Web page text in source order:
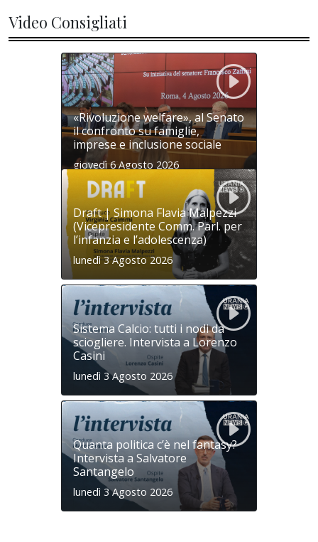
Video Consigliati
«Rivoluzione welfare», al Senato
il confronto su famiglie,
imprese e inclusione sociale
giovedì 6 Agosto 2026
Draft | Simona Flavia Malpezzi
(Vicepresidente Comm. Parl. per
l’infanzia e l’adolescenza)
lunedì 3 Agosto 2026
Sistema Calcio: tutti i nodi da
sciogliere. Intervista a Lorenzo
Casini
lunedì 3 Agosto 2026
Quanta politica c’è nel fantasy?
Intervista a Salvatore
Santangelo
lunedì 3 Agosto 2026